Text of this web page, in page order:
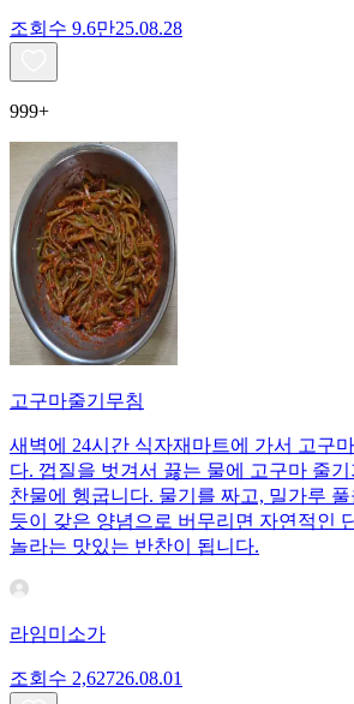
조회수 9.6만25.08.28
999+
고구마줄기무침
새벽에 24시간 식자재마트에 가서 고구
다. 껍질을 벗겨서 끓는 물에 고구마 줄
찬물에 헹굽니다. 물기를 짜고, 밀가루
듯이 갖은 양념으로 버무리면 자연적인
놀라는 맛있는 반찬이 됩니다.
라임미소가
조회수 2,62726.08.01